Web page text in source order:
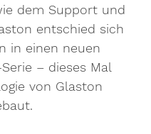
dem Support und
entschied sich
in einen neuen
– dieses Mal
von Glaston